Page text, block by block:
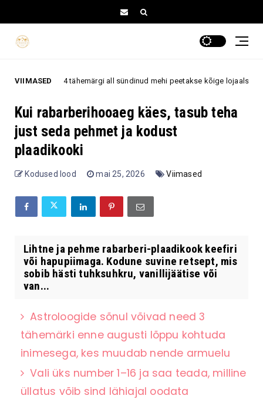
VIIMASED
4 tähemärgi all sündinud mehi peetakse kõige lojaalsemateks ja
Kui rabarberihooaeg käes, tasub teha
just seda pehmet ja kodust
plaadikooki
Kodused lood mai 25, 2026 Viimased
Lihtne ja pehme rabarberi-plaadikook keefiri
või hapupiimaga. Kodune suvine retsept, mis
sobib hästi tuhksuhkru, vanillijäätise või
van...
Astroloogide sõnul võivad need 3
tähemärki enne augusti lõppu kohtuda
inimesega, kes muudab nende armuelu
Vali üks number 1–16 ja saa teada, milline
üllatus võib sind lähiajal oodata